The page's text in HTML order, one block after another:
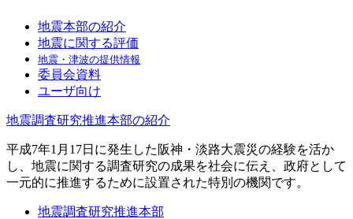
地震本部の紹介
地震に関する評価
地震・津波の提供情報
委員会資料
ユーザ向け
地震調査研究推進本部の紹介
平成7年1月17日に発生した阪神・淡路大震災の経験を活か
し、地震に関する調査研究の成果を社会に伝え、政府として
一元的に推進するために設置された特別の機関です。
地震調査研究推進本部